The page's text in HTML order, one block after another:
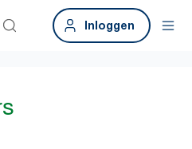
Inloggen